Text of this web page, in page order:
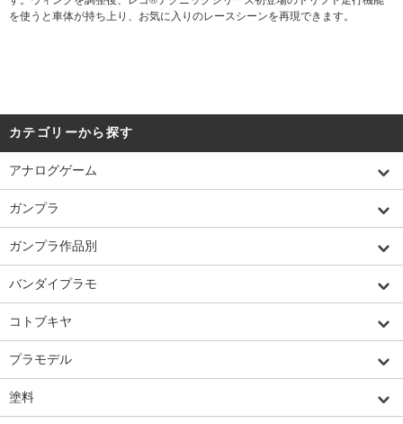
を使うと車体が持ち上り、お気に入りのレースシーンを再現できます。
カテゴリーから探す
アナログゲーム
ガンプラ
ガンプラ作品別
バンダイプラモ
コトブキヤ
プラモデル
塗料